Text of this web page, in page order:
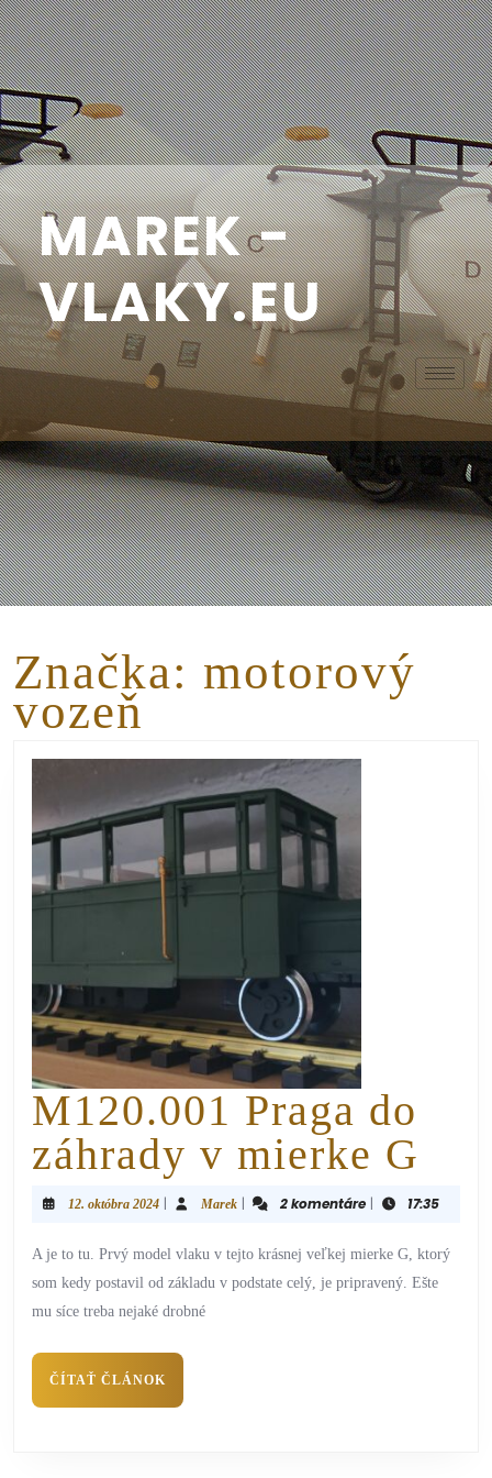
MAREK -
VLAKY.EU
Značka: motorový
vozeň
M120.001 Praga do
záhrady v mierke G
12. októbra 2024 | Marek | 2 komentáre | 17:35
A je to tu. Prvý model vlaku v tejto krásnej veľkej mierke G, ktorý
som kedy postavil od základu v podstate celý, je pripravený. Ešte
mu síce treba nejaké drobné
ČÍTAŤ ČLÁNOK